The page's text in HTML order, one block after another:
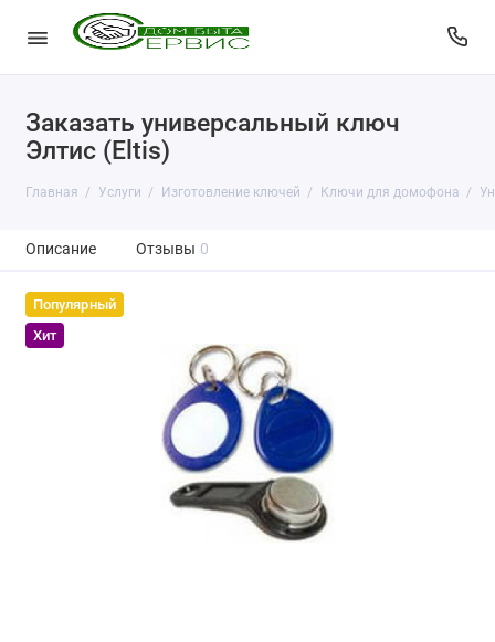
Заказать универсальный ключ
Элтис (Eltis)
Главная Услуги Изготовление ключей Ключи для домофона
Описание Отзывы 0
Популярный
Хит